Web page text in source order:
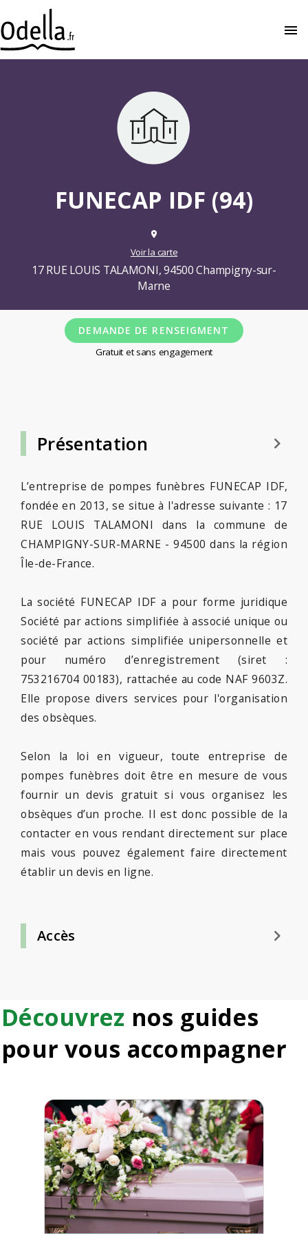
menu
FUNECAP IDF (94)
place
Voir la carte
17 RUE LOUIS TALAMONI, 94500 Champigny-sur-
Marne
DEMANDE DE RENSEIGMENT
Gratuit et sans engagement
Présentation keyboard_arrow_right
L’entreprise de pompes funèbres FUNECAP IDF,
fondée en 2013, se situe à l'adresse suivante : 17
RUE LOUIS TALAMONI dans la commune de
CHAMPIGNY-SUR-MARNE - 94500 dans la région
Île-de-France.
La société FUNECAP IDF a pour forme juridique
Société par actions simplifiée à associé unique ou
société par actions simplifiée unipersonnelle et
pour numéro d’enregistrement (siret :
753216704 00183), rattachée au code NAF 9603Z.
Elle propose divers services pour l'organisation
des obsèques.
Selon la loi en vigueur, toute entreprise de
pompes funèbres doit être en mesure de vous
fournir un devis gratuit si vous organisez les
obsèques d’un proche. Il est donc possible de la
contacter en vous rendant directement sur place
mais vous pouvez également faire directement
établir un devis en ligne.
Accès keyboard_arrow_right
Découvrez nos guides
pour vous accompagner